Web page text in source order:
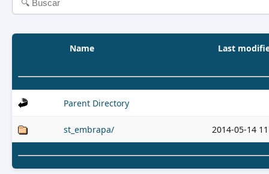
Name Last
Parent Directory
st_embrapa/ 2014-05-14